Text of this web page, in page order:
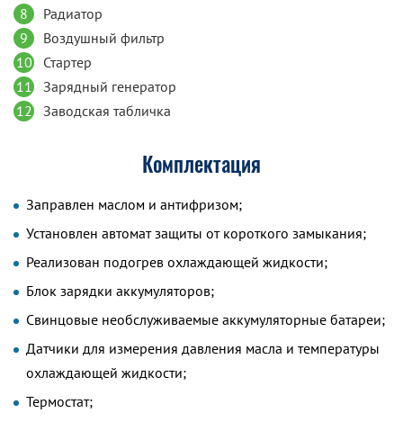
8
Радиатор
9
Воздушный фильтр
10
Стартер
11
Зарядный генератор
12
Заводская табличка
Комплектация
Заправлен маслом и антифризом;
Установлен автомат защиты от короткого замыкания;
Реализован подогрев охлаждающей жидкости;
Блок зарядки аккумуляторов;
Свинцовые необслуживаемые аккумуляторные батареи;
Датчики для измерения давления масла и температуры
охлаждающей жидкости;
Термостат;